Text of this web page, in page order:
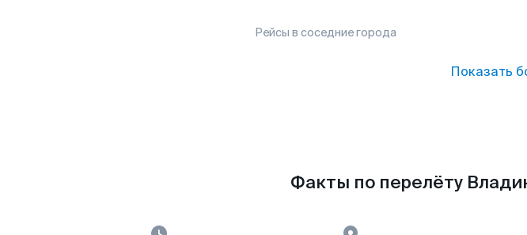
Рейсы в соседние города
Показать
Факты по перелёту